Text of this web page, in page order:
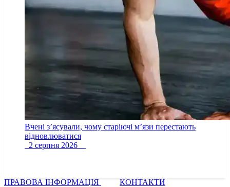
Вчені з’ясували, чому старіючі м’язи перестають
відновлюватися
2 серпня 2026
ПРАВОВА ІНФОРМАЦІЯ
КОНТАКТИ